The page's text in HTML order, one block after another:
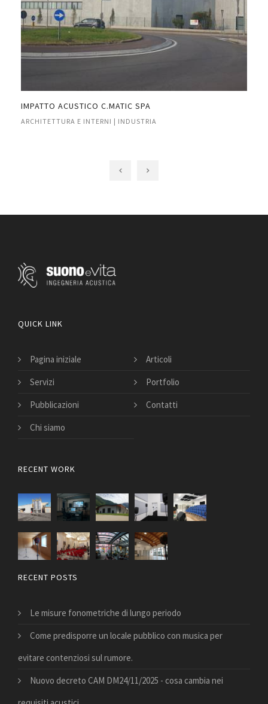
IMPATTO ACUSTICO C.MATIC SPA
ARCHITETTURA E INTERNI | INDUSTRIA
QUICK LINK
Pagina iniziale
Articoli
Servizi
Portfolio
Pubblicazioni
Contatti
Chi siamo
RECENT WORK
RECENT POSTS
Le misure fonometriche di lungo periodo
Come predisporre un locale pubblico con musica per
evitare contenziosi sul rumore.
Nuovo decreto CAM DM24/11/2025 - cosa cambia nei